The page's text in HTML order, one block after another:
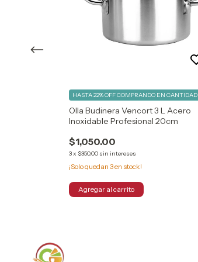
Olla Budinera Vencort 3 L Acero
Inoxidable Profesional 20cm
$1,050.00
3x $350.00 sin intereses
HASTA 22% OFFCOMPRANDO EN CANTIDAD
¡Solo quedan 3en stock!